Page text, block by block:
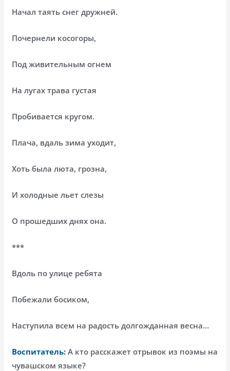
Начал таять снег дружней.
Почернели косогоры,
Под живительным огнем
На лугах трава густая
Пробивается кругом.
Плача, вдаль зима уходит,
Хоть была люта, грозна,
И холодные льет слезы
О прошедших днях она.
***
Вдоль по улице ребята
Побежали босиком,
Наступила всем на радость долгожданная весна…
Воспитатель:А кто расскажет отрывок из поэмы на
чувашском языке?